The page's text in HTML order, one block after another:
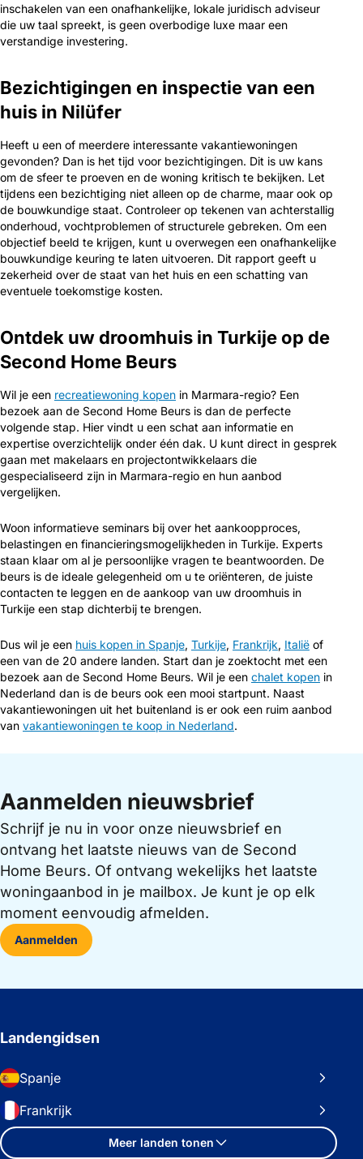
inschakelen van een onafhankelijke, lokale juridisch adviseur
die uw taal spreekt, is geen overbodige luxe maar een
verstandige investering.
Bezichtigingen en inspectie van een
huis in Nilüfer
Heeft u een of meerdere interessante vakantiewoningen
gevonden? Dan is het tijd voor bezichtigingen. Dit is uw kans
om de sfeer te proeven en de woning kritisch te bekijken. Let
tijdens een bezichtiging niet alleen op de charme, maar ook op
de bouwkundige staat. Controleer op tekenen van achterstallig
onderhoud, vochtproblemen of structurele gebreken. Om een
objectief beeld te krijgen, kunt u overwegen een onafhankelijke
bouwkundige keuring te laten uitvoeren. Dit rapport geeft u
zekerheid over de staat van het huis en een schatting van
eventuele toekomstige kosten.
Ontdek uw droomhuis in Turkije op de
Second Home Beurs
Wil je een recreatiewoning kopen in Marmara-regio? Een
bezoek aan de Second Home Beurs is dan de perfecte
volgende stap. Hier vindt u een schat aan informatie en
expertise overzichtelijk onder één dak. U kunt direct in gesprek
gaan met makelaars en projectontwikkelaars die
gespecialiseerd zijn in Marmara-regio en hun aanbod
vergelijken.
Woon informatieve seminars bij over het aankoopproces,
belastingen en financieringsmogelijkheden in Turkije. Experts
staan klaar om al je persoonlijke vragen te beantwoorden. De
beurs is de ideale gelegenheid om u te oriënteren, de juiste
contacten te leggen en de aankoop van uw droomhuis in
Turkije een stap dichterbij te brengen.
Dus wil je een huis kopen in Spanje, Turkije, Frankrijk, Italië of
een van de 20 andere landen. Start dan je zoektocht met een
bezoek aan de Second Home Beurs. Wil je een chalet kopen in
Nederland dan is de beurs ook een mooi startpunt. Naast
vakantiewoningen uit het buitenland is er ook een ruim aanbod
van vakantiewoningen te koop in Nederland.
Aanmelden nieuwsbrief
Schrijf je nu in voor onze nieuwsbrief en
ontvang het laatste nieuws van de Second
Home Beurs. Of ontvang wekelijks het laatste
woningaanbod in je mailbox. Je kunt je op elk
moment eenvoudig afmelden.
Aanmelden
Landengidsen
Spanje
Frankrijk
Meer landen tonen